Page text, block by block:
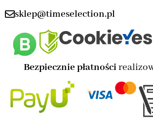
sklep@timeselection.pl
Bezpiecznie płatności